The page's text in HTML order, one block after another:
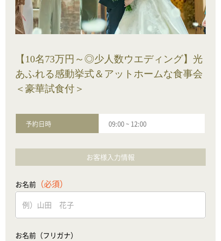
【10名73万円～◎少人数ウエディング】光
あふれる感動挙式＆アットホームな食事会
＜豪華試食付＞
予約日時 09:00~ 12:00
お客様入力情報
お名前 （必須）
お名前（フリガナ）